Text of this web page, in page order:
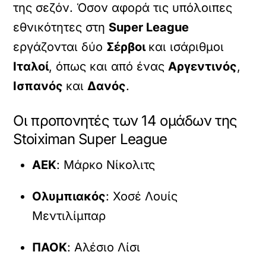
της σεζόν. Όσον αφορά τις υπόλοιπες
εθνικότητες στη Super League
εργάζονται δύο Σέρβοι και ισάριθμοι
Ιταλοί, όπως και από έναςΑργεντινός,
Ισπανός καιΔανός.
Οι προπονητές των 14 ομάδων της
Stoiximan Super League
ΑΕΚ: Μάρκο Νίκολιτς
Ολυμπιακός: Χοσέ Λουίς
Μεντιλίμπαρ
ΠΑΟΚ: Αλέσιο Λίσι